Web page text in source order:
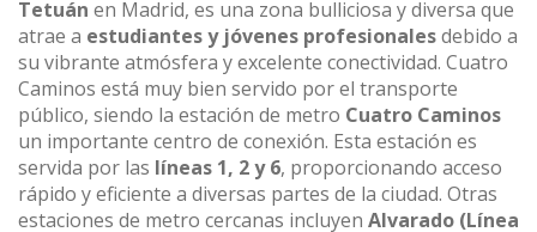
Tetuán en Madrid, es una zona bulliciosa y diversa que
atrae a estudiantes y jóvenes profesionalesdebido a
su vibrante atmósfera y excelente conectividad. Cuatro
Caminos está muy bien servido por el transporte
público, siendo la estación de metro Cuatro Caminos
un importante centro de conexión. Esta estación es
servida por las líneas 1, 2 y 6, proporcionando acceso
rápido y eficiente a diversas partes de la ciudad. Otras
estaciones de metro cercanas incluyen Alvarado (Línea